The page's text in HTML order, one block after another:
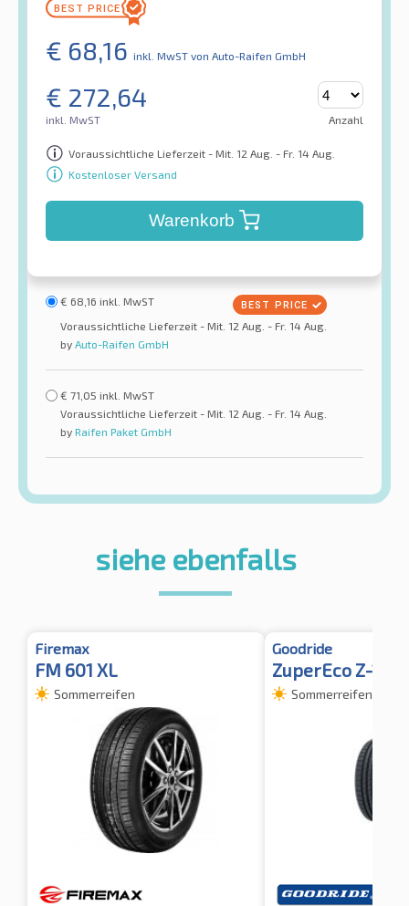
€ 68,16 inkl. MwST von Auto-Raifen GmbH
€ 272,64
inkl. MwST Anzahl
Voraussichtliche Lieferzeit - Mit. 12 Aug. - Fr. 14 Aug.
Kostenloser Versand
Warenkorb
€ 68,16 inkl. MwST
Voraussichtliche Lieferzeit - Mit. 12 Aug. - Fr. 14 Aug.
by Auto-Raifen GmbH
€ 71,05 inkl. MwST
Voraussichtliche Lieferzeit - Mit. 12 Aug. - Fr. 14 Aug.
by Raifen Paket GmbH
siehe ebenfalls
Firemax
FM 601 XL
Sommerreifen
Goodride
ZuperEco Z-107
Sommerreifen